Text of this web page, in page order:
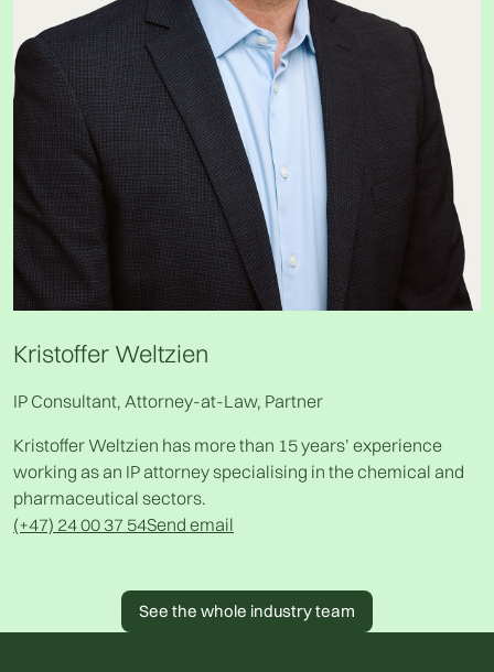
Kristoffer Weltzien
IP Consultant, Attorney-at-Law, Partner
Kristoffer Weltzien has more than 15 years’ experience
working as an IP attorney specialising in the chemical and
pharmaceutical sectors.
(+47) 24 00 37 54Send email
See the whole industry team